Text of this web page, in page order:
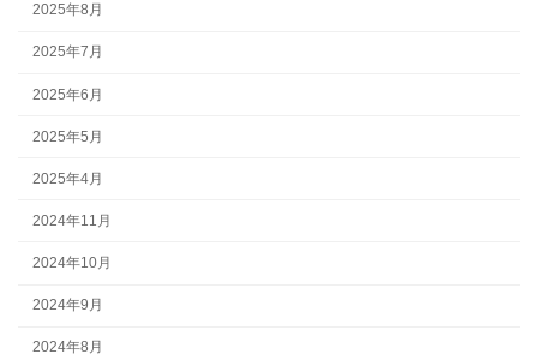
2025年8月
2025年7月
2025年6月
2025年5月
2025年4月
2024年11月
2024年10月
2024年9月
2024年8月